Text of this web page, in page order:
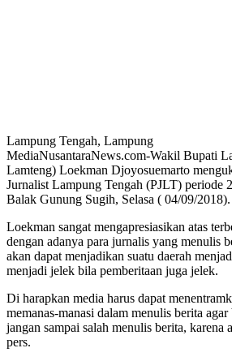
Lampung Tengah, Lampung
MediaNusantaraNews.com-Wakil Bupati
Lamteng) Loekman Djoyosuemarto
Jurnalist Lampung Tengah (PJLT) periode
Balak Gunung Sugih, Selasa ( 04/09/2018).
Loekman sangat mengapresiasikan atas
dengan adanya para jurnalis yang menulis
akan dapat menjadikan suatu daerah
menjadi jelek bila pemberitaan juga jelek.
Di harapkan media harus dapat
memanas-manasi dalam menulis berita
jangan sampai salah menulis berita, karena
pers.